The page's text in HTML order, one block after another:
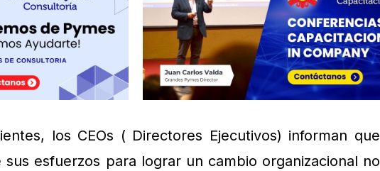
los CEOs ( Directores Ejecutivos) informan que
sus esfuerzos para lograr un cambio organizacional no